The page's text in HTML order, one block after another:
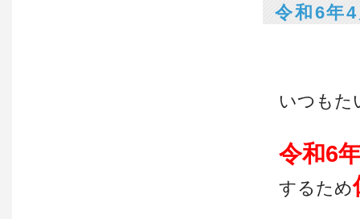
令和6年
いつもた
令和6
するため